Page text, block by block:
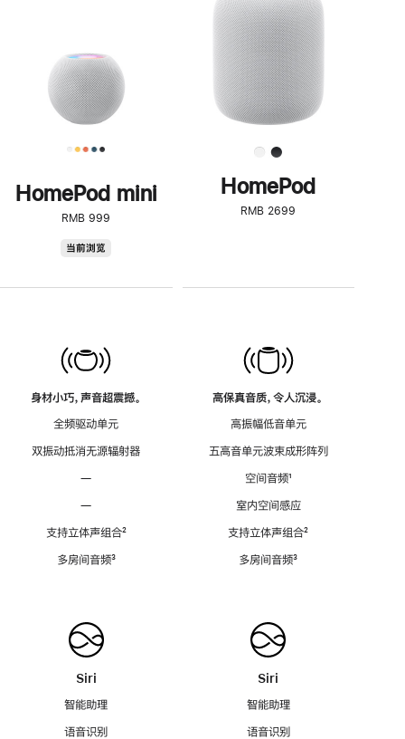
HomePod mini
RMB 999
当前浏览
身材小巧，声音超震撼。
全频驱动单元
双振动抵消无源辐射器
—
—
支持立体声组合脚
²
多房间音频脚
³
Siri
智能助理
语音识别
了
解
HomePod<
HomePod
RMB 2699
高保真音质，令人沉浸。
高振幅低音单元
五高音单元波束成形阵列
空间音频脚
¹
室内空间感应
支持立体声组合脚
²
多房间音频脚
³
Siri
智能助理
语音识别